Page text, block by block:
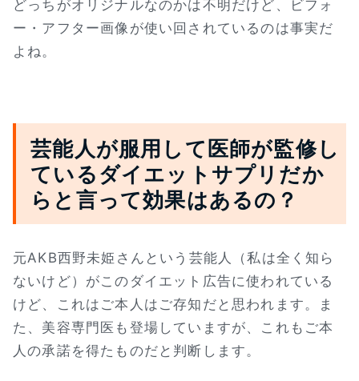
どっちがオリジナルなのかは不明だけど、ビフォ
ー・アフター画像が使い回されているのは事実だ
よね。
芸能人が服用して医師が監修し
ているダイエットサプリだか
らと言って効果はあるの？
元AKB西野未姫さんという芸能人（私は全く知ら
ないけど）がこのダイエット広告に使われている
けど、これはご本人はご存知だと思われます。ま
た、美容専門医も登場していますが、これもご本
人の承諾を得たものだと判断します。